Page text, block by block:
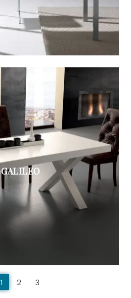
GALILEO
1 2 3